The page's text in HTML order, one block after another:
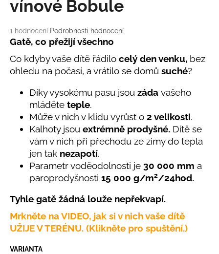
Průměrné
hodnocení
je
5,0
z
hvězdiček.
1 hodnocení Podrobnosti hodnocení
vínové Bobule
Gatě, co přežijí všechno
Co kdyby vaše dítě řádilo celý den venku, bez
ohledu na počasí, a vrátilo se domů suché?
Díky vysokému pasu jsou záda vašeho
mláděte teple.
Může v nich v klidu vyrůst o 2 velikosti.
Kalhoty jsou extrémně prodyšné. Dítě se
vám v nich při přechodu ze zimy do tepla
jen tak nezapotí.
Parametr voděodolnosti je 30 000 mm a
paroprodyšnosti 15 000 g/m2/24hod.
Tyhle gatě žádná louže nepřekvapí.
Mrkněte na VIDEO, jak si v nich vaše dítě
UŽIJE V TERÉNU. (Klikněte pro spuštění.)
VARIANTA
u
e
m
e
TRIKO
NÁMOŘNICKÉ
PRUHY
MODRÉ
435